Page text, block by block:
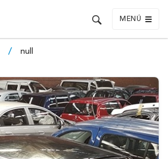
MENÚ
null